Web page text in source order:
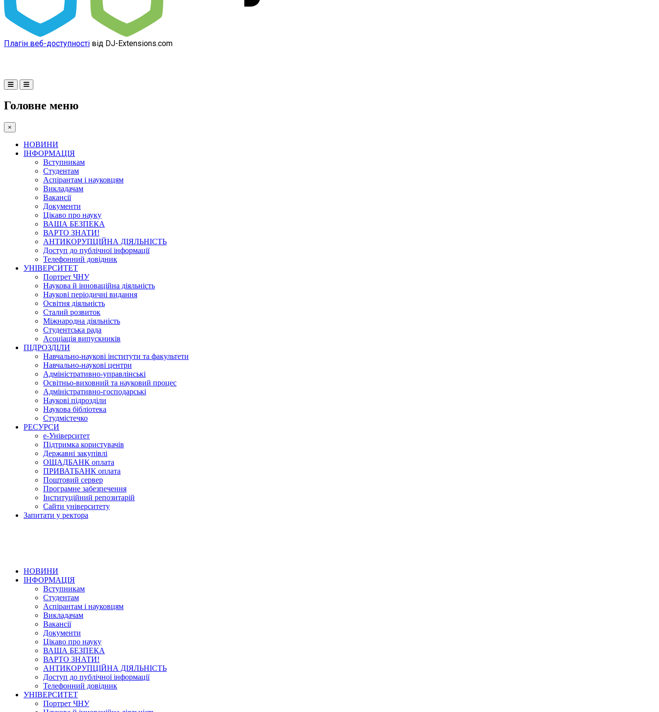
Плагін веб-доступності від DJ-Extensions.com
Головне меню
×
НОВИНИ
ІНФОРМАЦІЯ
Вступникам
Студентам
Аспірантам і науковцям
Викладачам
Вакансії
Документи
Цікаво про науку
ВАША БЕЗПЕКА
ВАРТО ЗНАТИ!
АНТИКОРУПЦІЙНА ДІЯЛЬНІСТЬ
Доступ до публічної інформації
Телефонний довідник
УНІВЕРСИТЕТ
Портрет ЧНУ
Наукова й інноваційна діяльність
Наукові періодичні видання
Освітня діяльність
Сталий розвиток
Міжнародна діяльність
Студентська рада
Асоціація випускників
ПІДРОЗДІЛИ
Навчально-наукові інститути та факультети
Навчально-наукові центри
Адміністративно-управлінські
Освітньо-виховний та науковий процес
Адміністративно-господарські
Наукові підрозділи
Наукова бібліотека
Студмістечко
РЕСУРСИ
е-Університет
Підтримка користувачів
Державні закупівлі
ОЩАДБАНК оплата
ПРИВАТБАНК оплата
Поштовий сервер
Програмне забезпечення
Інституційний репозитарій
Сайти університету
Запитати у ректора
НОВИНИ
ІНФОРМАЦІЯ
Вступникам
Студентам
Аспірантам і науковцям
Викладачам
Вакансії
Документи
Цікаво про науку
ВАША БЕЗПЕКА
ВАРТО ЗНАТИ!
АНТИКОРУПЦІЙНА ДІЯЛЬНІСТЬ
Доступ до публічної інформації
Телефонний довідник
УНІВЕРСИТЕТ
Портрет ЧНУ